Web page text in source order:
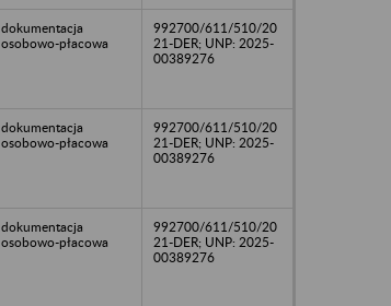
dokumentacja
osobowo-płacowa
992700/611/510/20
21-DER; UNP: 2025-
00389276
dokumentacja
osobowo-płacowa
992700/611/510/20
21-DER; UNP: 2025-
00389276
dokumentacja
osobowo-płacowa
992700/611/510/20
21-DER; UNP: 2025-
00389276